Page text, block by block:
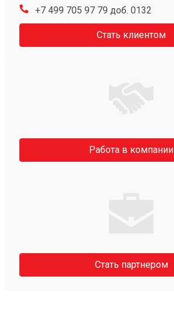
+7 499 705 97 79 доб. 0132
Стать клиентом
Работа в компании
Стать партнером